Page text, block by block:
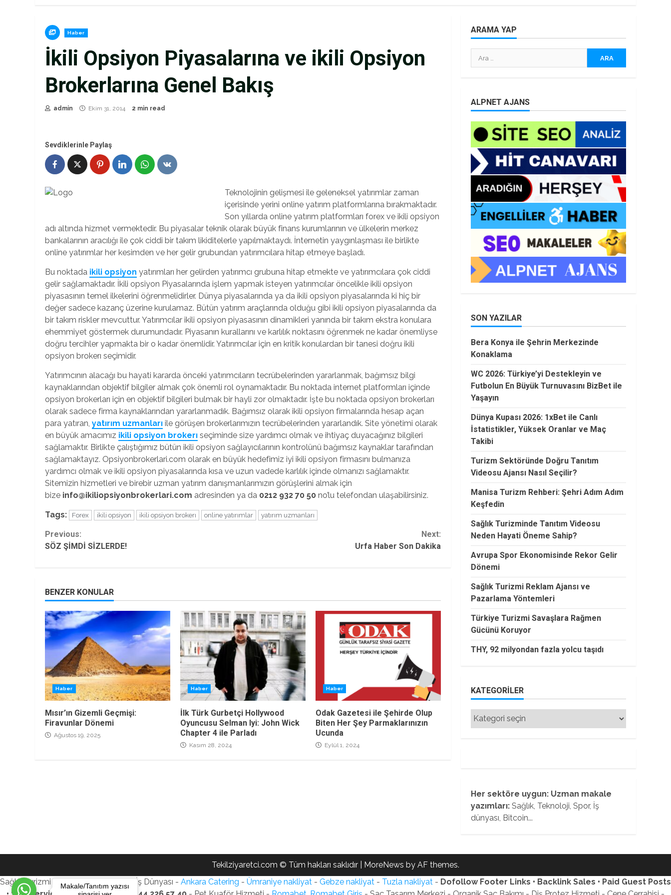
Haber
İkili Opsiyon Piyasalarına ve ikili Opsiyon
Brokerlarına Genel Bakış
admin Ekim 31, 2014 2 min read
Sevdiklerinle Paylaş
Teknolojinin gelişmesi ile geleneksel yatırımlar zaman
içerisinde yerini online yatırım platformlarına bırakmaktadır.
Son yıllarda online yatırım platformları forex ve ikili opsiyon
adı altında hizmet vermektedir. Bu piyasalar teknik olarak büyük finans kurumlarının ve ülkelerin merkez
bankalarının aracılığı ile çok ciddi bir takım likiditelerle yapılmaktaydı. İnternetin yaygınlaşması ile birlikte
online yatırımlar her kesimden ve her gelir grubundan yatırımcılara hitap etmeye başladı.
Bu noktada ikili opsiyon yatırımları her gelirden yatırımcı grubuna hitap etmekte ve yatırımcılara çok ciddi
gelir sağlamaktadır. İkili opsiyon Piyasalarında işlem yapmak isteyen yatırımcılar öncelikle ikili opsiyon
piyasasının temel ilkelerini öğrenmelidirler. Dünya piyasalarında ya da ikili opsiyon piyasalarında ki hiç bir
değer sadece kazanç üzerine kurulamaz. Bütün yatırım araçlarında olduğu gibi ikili opsiyon piyasalarında da
bir takım riskler mevcuttur. Yatırımcılar ikili opsiyon piyasasının dinamikleri yanında bir takım ekstra konulara
ehemmiyet göstermek durumundadır. Piyasanın kurallarını ve karlılık noktasını öğrenmek ne kadar önemliyse
doğru tercihler yapmakta bir o kadar önemlidir. Yatırımcılar için en kritik konulardan bir tanesi doğru ikili
opsiyon brokerı seçimidir.
Yatırımcının alacağı bu hayati kararda önceki yatırımcıların tecrübelerinden yararlanmak, bağımsız bilgi
kaynaklarından objektif bilgiler almak çok önemli rol oynamaktadır. Bu noktada internet platformları içinde
opsiyon brokerları için en objektif bilgileri bulmak bir hayli zor olmaktadır. İşte bu noktada opsiyon brokerları
olarak sadece firma kaynaklarından yararlanmadık. Bağımsız olarak ikili opsiyon firmalarında hesap açan
para yatıran, yatırım uzmanları ile görüşen brokerlarımızın tecrübelerinden yararlandık. Site yönetimi olarak
en büyük amacımız ikili opsiyon brokerı seçiminde size yardımcı olmak ve ihtiyaç duyacağınız bilgileri
sağlamaktır. Birlikte çalıştığımız bütün ikili opsiyon sağlayıcılarının kontrolünü bağımsız kaynaklar tarafından
sağlamaktayız. Opsiyonbrokerlari.com olarak en büyük hedefimiz iyi ikili opsiyon firmasını bulmanıza
yardımcı olmak ve ikili opsiyon piyasalarında kısa ve uzun vadede karlılık içinde olmanızı sağlamaktır.
Sitemizin hizmetleri ve birebir uzman yatırım danışmanlarımızın görüşlerini almak için
bize info@ikiliopsiyonbrokerlari.com adresinden ya da 0212 932 70 50 no’lu telefondan ulaşabilirsiniz.
Tags: Forex ikili opsiyon ikili opsiyon brokerı online yatırımlar yatırım uzmanları
Continue
Previous:
SÖZ ŞİMDİ SİZLERDE!
Next:
Urfa Haber Son Dakika
BENZER KONULAR
Haber
Mısır’ın Gizemli Geçmişi:
Firavunlar Dönemi
Ağustos 19, 2025
Haber
İlk Türk Gurbetçi Hollywood
Oyuncusu Selman Iyi: John Wick
Chapter 4 ile Parladı
Kasım 28, 2024
Haber
Odak Gazetesi ile Şehirde Olup
Biten Her Şey Parmaklarınızın
Ucunda
Eylül 1, 2024
ARAMA YAP
Arama:
ALPNET AJANS
SON YAZILAR
Bera Konya ile Şehrin Merkezinde
Konaklama
WC 2026: Türkiye’yi Destekleyin ve
Futbolun En Büyük Turnuvasını BizBet ile
Yaşayın
Dünya Kupası 2026: 1xBet ile Canlı
İstatistikler, Yüksek Oranlar ve Maç
Takibi
Turizm Sektöründe Doğru Tanıtım
Videosu Ajansı Nasıl Seçilir?
Manisa Turizm Rehberi: Şehri Adım Adım
Keşfedin
Sağlık Turizminde Tanıtım Videosu
Neden Hayati Öneme Sahip?
Avrupa Spor Ekonomisinde Rekor Gelir
Dönemi
Sağlık Turizmi Reklam Ajansı ve
Pazarlama Yöntemleri
Türkiye Turizmi Savaşlara Rağmen
Gücünü Koruyor
THY, 92 milyondan fazla yolcu taşıdı
KATEGORILER
Kategoriler
Her sektöre uygun: Uzman makale
yazımları:Sağlık, Teknoloji, Spor, İş
dünyası, Bitcoin...
Tekilziyaretci.com © Tüm hakları saklıdır MoreNews by AF themes.
Sağlık Turizmi Reklam Ajansı - Gezi - İş Dünyası - Ankara Catering - Ümraniye nakliyat - Gebze nakliyat - Tuzla nakliyat - Dofollow Footer Links • Backlink Sales • Paid Guest Posts
Makale/Tanıtım yazısı